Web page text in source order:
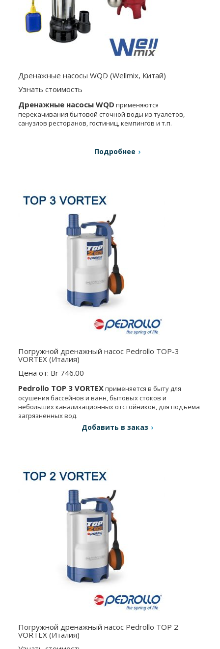
Дренажные насосы WQD (Wellmix, Китай)
Узнать стоимость
Дренажные насосы WQD применяются
перекачивания бытовой сточной воды из туалетов,
санузлов ресторанов, гостиниц, кемпингов и т.п.
Подробнее
Погружной дренажный насос Pedrollo TOP-3
VORTEX (Италия)
Цена от: Br 746.00
Pedrollo TOP 3 VORTEXприменяется в быту для
осушения бассейнов и ванн, бытовых стоков и
небольших канализационных отстойников, для подъема
загрязненных вод.
Добавить в заказ
Погружной дренажный насос Pedrollo TOP 2
VORTEX (Италия)